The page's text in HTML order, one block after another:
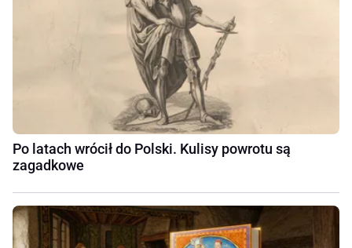
Po latach wrócił do Polski. Kulisy powrotu są
zagadkowe